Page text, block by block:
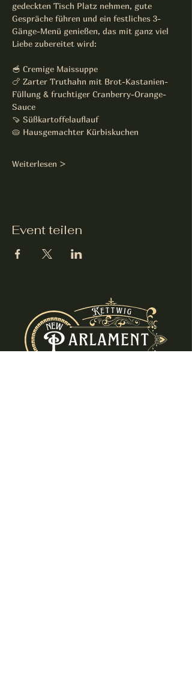
gedeckten Tisch Platz nehmen, gute
Gespräche führen und ein festliches 3-
Gänge-Menü genießen, das mit ganz viel
Liebe zubereitet wird:
🥣 Cremige Maissuppe
🍗 Zarter Truthahn mit Brot-Kastanien-
Füllung & fruchtiger Cranberry-Orange-
Sauce
🍠 Süßkartoffelauflauf
🥧 Hausgemachter Kürbiskuchen
Weiterlesen >
Event teilen